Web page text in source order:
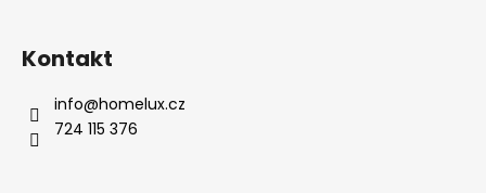
Kontakt
info@homelux.cz
724 115 376